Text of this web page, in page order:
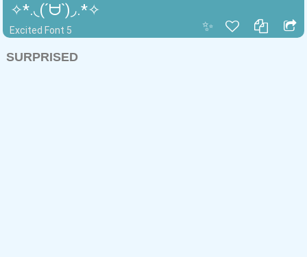
✨
Excited Font 5
✧*.◟(ˊᗨˋ)◞.*✧
SURPRISED